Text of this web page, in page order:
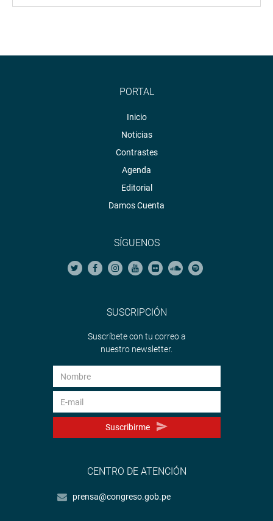
PORTAL
Inicio
Noticias
Contrastes
Agenda
Editorial
Damos Cuenta
SÍGUENOS
SUSCRIPCIÓN
Suscríbete con tu correo a
nuestro newsletter.
Suscribirme
CENTRO DE ATENCIÓN
prensa@congreso.gob.pe